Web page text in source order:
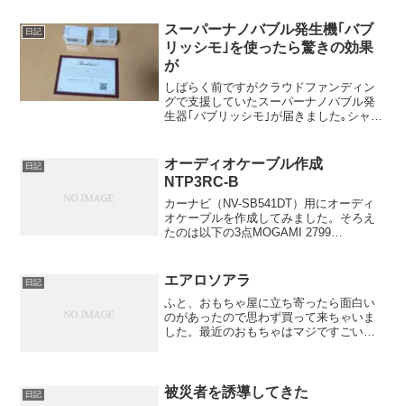
コンロを使って焼いても...
日記
スーパーナノバブル発生機｢バブ
リッシモ｣を使ったら驚きの効果
が
しばらく前ですがクラウドファンディン
グで支援していたスーパーナノバブル発
生器｢バブリッシモ｣が届きました｡シャワ
日記
オーディオケーブル作成
NTP3RC-B
カーナビ（NV-SB541DT）用にオーディ
オケーブルを作成してみました。そろえ
たのは以下の3点MOGAMI 2799
付け紹介して...
日記 エアロソアラ
ふと、おもちゃ屋に立ち寄ったら面白い
のがあったので思わず買って来ちゃいま
した。最近のおもちゃはマジですごい！
体はほとんど発泡スチ...
日記 被災者を誘導してきた